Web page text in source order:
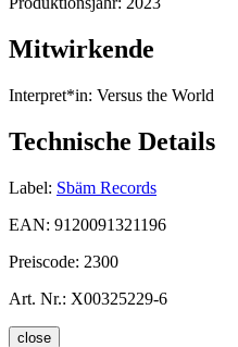
Mitwirkende
Interpret*in: Versus the World
Technische Details
Label: Sbäm Records
EAN: 9120091321196
Preiscode: 2300
Art. Nr.: X00325229-6
close